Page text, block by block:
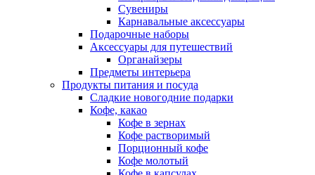
Сувениры
Карнавальные аксессуары
Подарочные наборы
Аксессуары для путешествий
Органайзеры
Предметы интерьера
Продукты питания и посуда
Сладкие новогодние подарки
Кофе, какао
Кофе в зернах
Кофе растворимый
Порционный кофе
Кофе молотый